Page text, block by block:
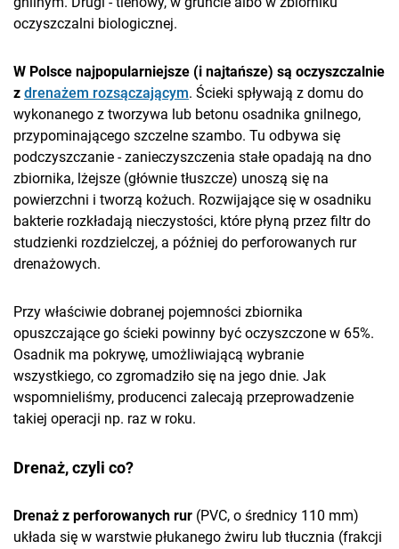
oczyszczalni biologicznej.
W Polsce najpopularniejsze (i najtańsze) są oczyszczalnie
z drenażem rozsączającym. Ścieki spływają z domu do
wykonanego z tworzywa lub betonu osadnika gnilnego,
przypominającego szczelne szambo. Tu odbywa się
podczyszczanie - zanieczyszczenia stałe opadają na dno
zbiornika, lżejsze (głównie tłuszcze) unoszą się na
powierzchni i tworzą kożuch. Rozwijające się w osadniku
bakterie rozkładają nieczystości, które płyną przez filtr do
studzienki rozdzielczej, a później do perforowanych rur
drenażowych.
Przy właściwie dobranej pojemności zbiornika
opuszczające go ścieki powinny być oczyszczone w 65%.
Osadnik ma pokrywę, umożliwiającą wybranie
wszystkiego, co zgromadziło się na jego dnie. Jak
wspomnieliśmy, producenci zalecają przeprowadzenie
takiej operacji np. raz w roku.
Drenaż, czyli co?
Drenaż z perforowanych rur (PVC, o średnicy 110 mm)
układa się w warstwie płukanego żwiru lub tłucznia (frakcji